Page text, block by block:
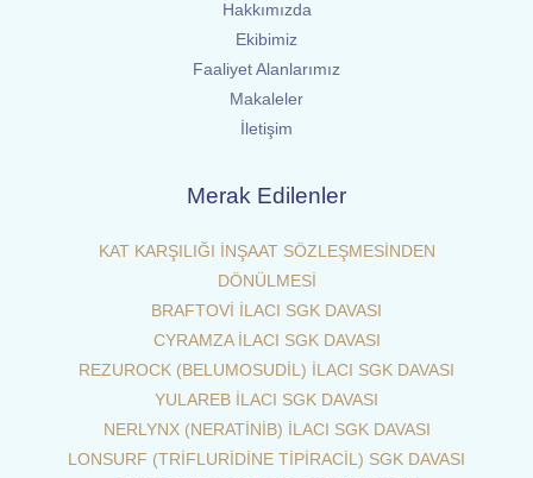
Hakkımızda
Ekibimiz
Faaliyet Alanlarımız
Makaleler
İletişim
Merak Edilenler
KAT KARŞILIĞI İNŞAAT SÖZLEŞMESİNDEN
DÖNÜLMESİ
BRAFTOVİ İLACI SGK DAVASI
CYRAMZA İLACI SGK DAVASI
REZUROCK (BELUMOSUDİL) İLACI SGK DAVASI
YULAREB İLACI SGK DAVASI
NERLYNX (NERATİNİB) İLACI SGK DAVASI
LONSURF (TRİFLURİDİNE TİPİRACİL) SGK DAVASI